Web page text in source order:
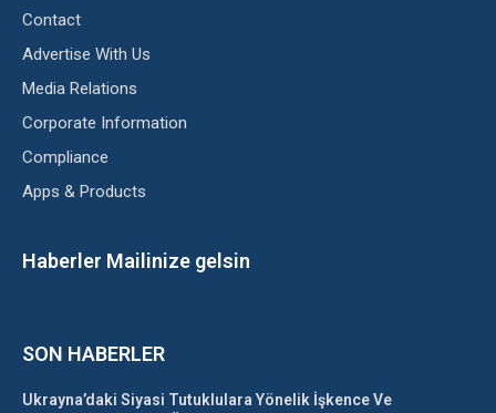
Contact
Advertise With Us
Media Relations
Corporate Information
Compliance
Apps & Products
Haberler Mailinize gelsin
SON HABERLER
Ukrayna’daki Siyasi Tutuklulara Yönelik İşkence Ve